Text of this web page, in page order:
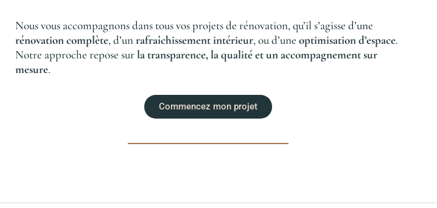
Nous vous accompagnons dans tous vos projets de rénovation, qu’il s’agisse d’une
rénovation complète, d’unrafraîchissement intérieur, ou d’une optimisation d’espace.
Notre approche repose surla transparence, la qualité et un accompagnement sur
mesure.
Commencez mon projet